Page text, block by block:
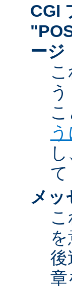
CGI
ージ
て
メ
後
章